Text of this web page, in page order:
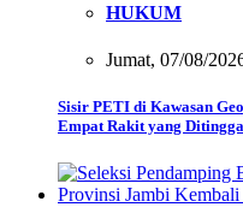
HUKUM
Jumat, 07/08/
Sisir PETI di Kawasan
Empat Rakit yang